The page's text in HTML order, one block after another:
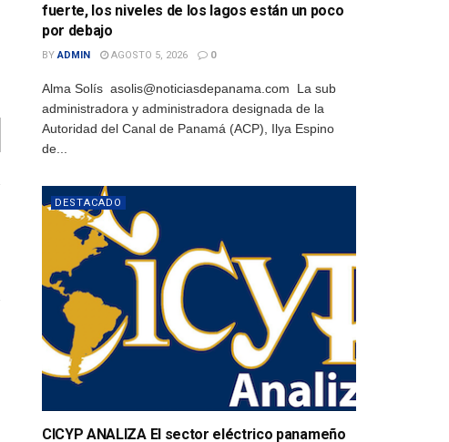
fuerte, los niveles de los lagos están un poco
por debajo
BY ADMIN AGOSTO 5, 2026 0
Alma Solís asolis@noticiasdepanama.com La sub
administradora y administradora designada de la
Autoridad del Canal de Panamá (ACP), Ilya Espino
de...
DESTACADO
CICYP ANALIZA El sector eléctrico panameño